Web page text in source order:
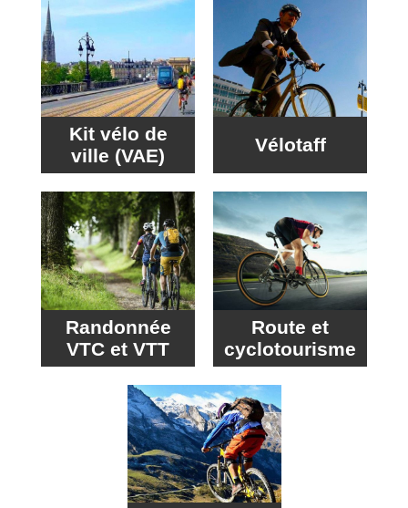
Kit vélo de
ville (VAE)
Vélotaff
Randonnée
VTC et VTT
Route et
cyclotourisme